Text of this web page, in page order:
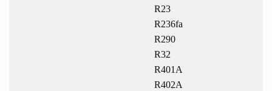
R23
R236fa
R290
R32
R401A
R402A